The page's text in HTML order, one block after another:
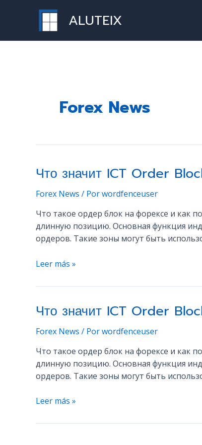
ALUTEIX
Forex News
Что значит ICT Order
Forex News / Porwordfenceuser
Что такое ордер блок на форексе и как
длинную позицию. Основная функция
ордеров. Такие зоны могут быть
Что
ICT
Block
Breaker
Block
в
трейдинге
Leer más »
Что значит ICT Order
Forex News / Porwordfenceuser
Что такое ордер блок на форексе и как
длинную позицию. Основная функция
ордеров. Такие зоны могут быть
Что
ICT
Leer más »